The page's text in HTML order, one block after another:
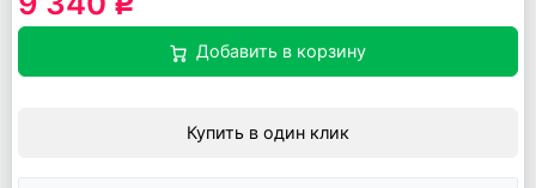
Добавить в корзину
Купить в один клик